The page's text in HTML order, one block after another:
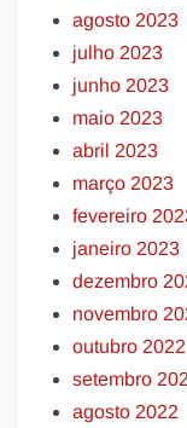
agosto 2023
julho 2023
junho 2023
maio 2023
abril 2023
março 2023
fevereiro
janeiro 2023
dezembro
novembro
outubro 2022
setembro
agosto 2022